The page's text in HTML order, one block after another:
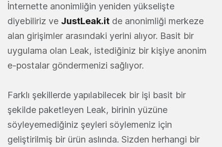
İnternette anonimliğin yeniden yükselişte
diyebiliriz ve JustLeak.it de anonimliği merkeze
alan girişimler arasındaki yerini alıyor. Basit bir
uygulama olan Leak, istediğiniz bir kişiye anonim
e-postalar göndermenizi sağlıyor.
Farklı şekillerde yapılabilecek bir işi basit bir
şekilde paketleyen Leak, birinin yüzüne
söyleyemediğiniz şeyleri söylemeniz için
geliştirilmiş bir ürün aslında. Sizden herhangi bir